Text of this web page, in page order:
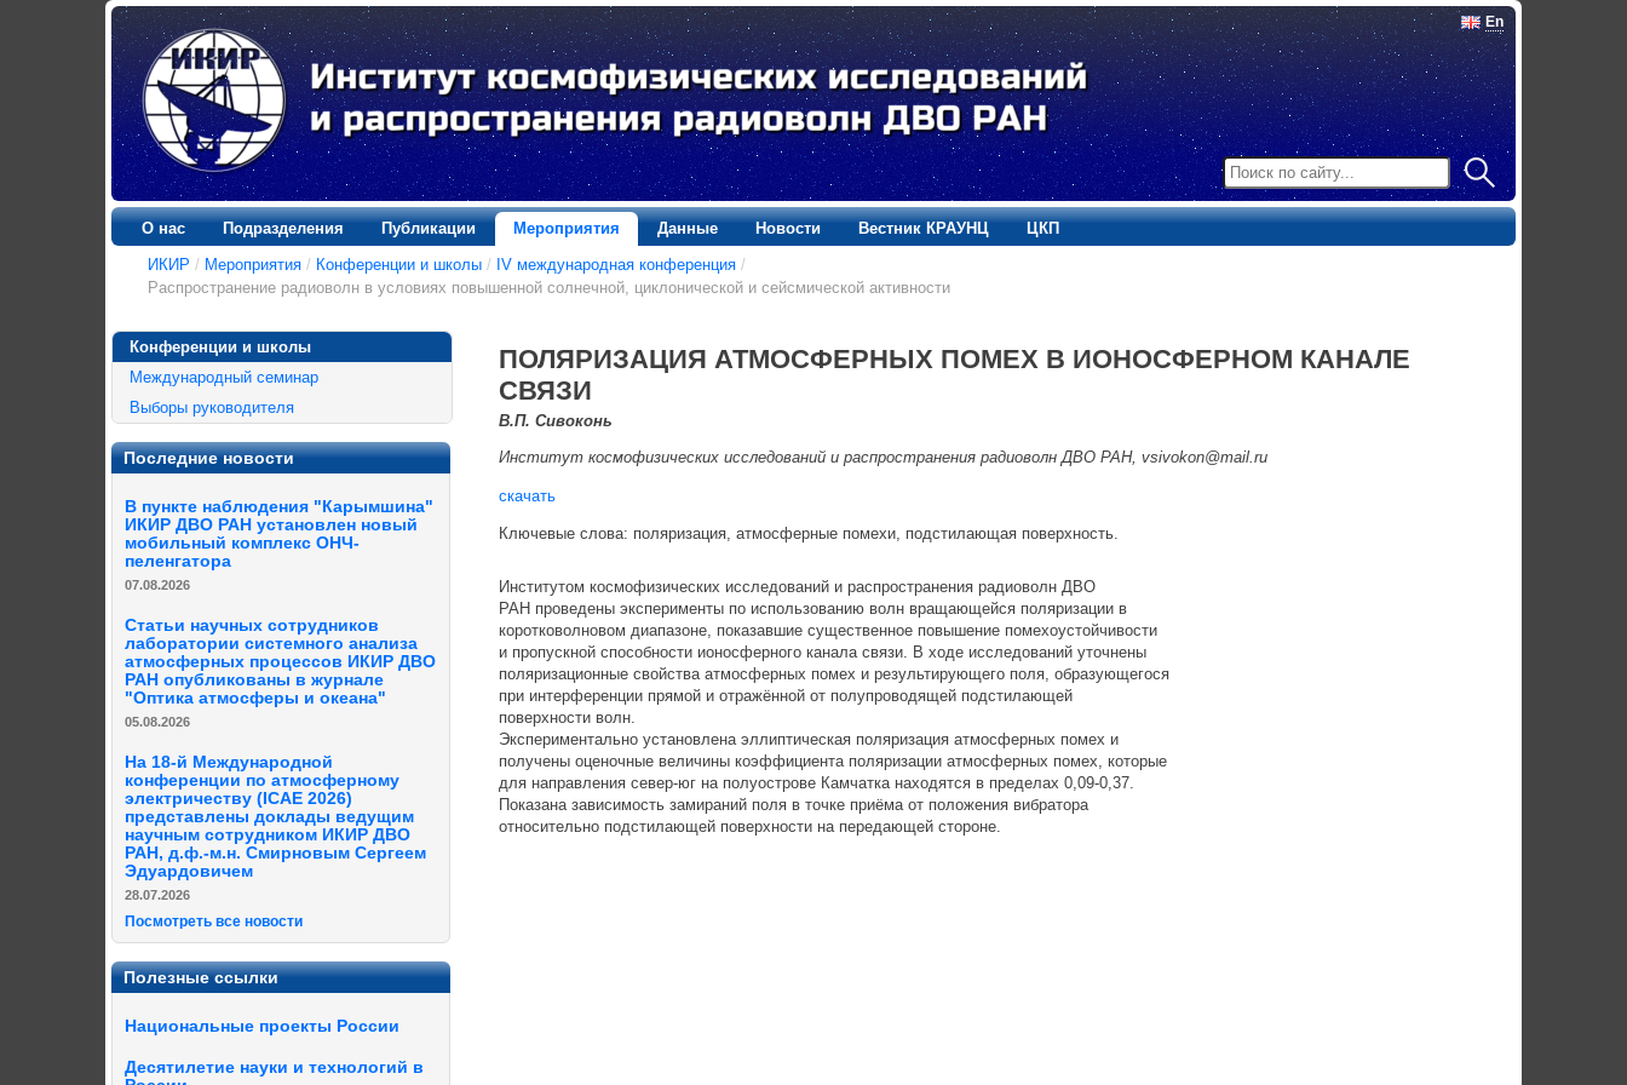
En
О нас Подразделения Публикации Мероприятия Данные Новости Вестник КРАУНЦ
ЦКП
ИКИР / Мероприятия / Конференции и школы / IV международная конференция /
Распространение радиоволн в условиях повышенной солнечной, циклонической и сейсмической активности
Конференции и школы
Международный семинар
Выборы руководителя
Последние новости
В пункте наблюдения "Карымшина"
ИКИР ДВО РАН установлен новый
мобильный комплекс ОНЧ-
пеленгатора
07.08.2026
Статьи научных сотрудников
лаборатории системного анализа
атмосферных процессов ИКИР ДВО
РАН опубликованы в журнале
"Оптика атмосферы и океана"
05.08.2026
На 18-й Международной
конференции по атмосферному
электричеству (ICAE 2026)
представлены доклады ведущим
научным сотрудником ИКИР ДВО
РАН, д.ф.-м.н. Смирновым Сергеем
Эдуардовичем
28.07.2026
Посмотреть все новости
Полезные ссылки
Национальные проекты России
Десятилетие науки и технологий в
ПОЛЯРИЗАЦИЯ АТМОСФЕРНЫХ ПОМЕХ В ИОНОСФЕРНОМ КАНАЛЕ
СВЯЗИ
В.П. Сивоконь
Институт космофизических исследований и распространения радиоволн ДВО РАН, vsivokon@mail.ru
скачать
Ключевые слова: поляризация, атмосферные помехи, подстилающая поверхность.
Институтом космофизических исследований и распространения радиоволн ДВО
РАН проведены эксперименты по использованию волн вращающейся поляризации в
коротковолновом диапазоне, показавшие существенное повышение помехоустойчивости
и пропускной способности ионосферного канала связи. В ходе исследований уточнены
поляризационные свойства атмосферных помех и результирующего поля, образующегося
при интерференции прямой и отражённой от полупроводящей подстилающей
поверхности волн.
Экспериментально установлена эллиптическая поляризация атмосферных помех и
получены оценочные величины коэффициента поляризации атмосферных помех, которые
для направления север-юг на полуострове Камчатка находятся в пределах 0,09-0,37.
Показана зависимость замираний поля в точке приёма от положения вибратора
относительно подстилающей поверхности на передающей стороне.